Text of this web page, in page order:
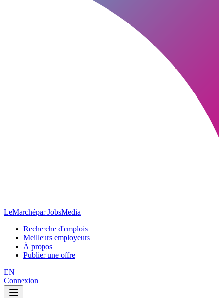
LeMarchépar JobsMedia
Recherche d'emplois
Meilleurs employeurs
À propos
Publier une offre
EN
Connexion